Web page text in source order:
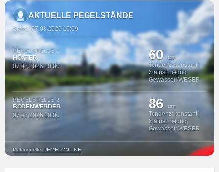
AKTUELLE PEGELSTÄNDE
Stand: 07.08.2026 10:09
PEGELSTELLE 1
HÖXTER
07.08.2026 10:00
60cm
Tendenz: konstant |
Status: niedrig
Gewässer: WESER
PEGELSTELLE 2
BODENWERDER
07.08.2026 10:00
86cm
Tendenz: konstant |
Status: niedrig
Gewässer: WESER
Datenquelle: PEGELONLINE